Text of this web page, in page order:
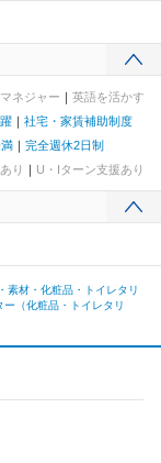
ネジャー
英語を活かす
社宅・家賃補助制度
完全週休2日制
り U・Iターン支援あり
素材・化粧品・トイレタリ
（化粧品・トイレタリ